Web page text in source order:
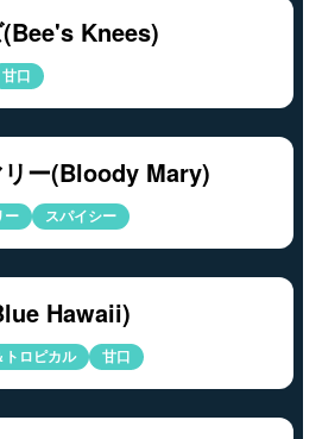
Knees)
甘口
ー(Bloody Mary)
ー スパイシー
Hawaii)
トロピカル 甘口